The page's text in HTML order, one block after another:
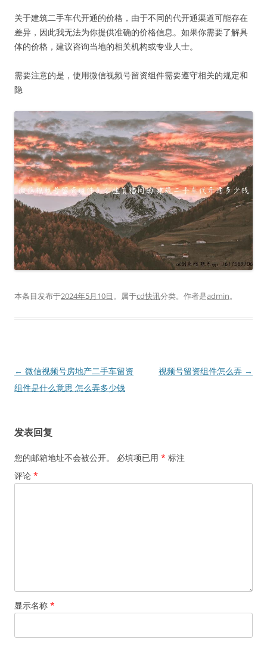
关于建筑二手车代开通的价格，由于不同的代开通渠道可能存在
差异，因此我无法为你提供准确的价格信息。如果你需要了解具
体的价格，建议咨询当地的相关机构或专业人士。
需要注意的是，使用微信视频号留资组件需要遵守相关的规定和
隐
本条目发布于2024年5月10日。属于cd快讯分类。 作者是admin。
文
章
← 微信视频号房地产二手车留资
组件是什么意思 怎么弄多少钱
视频号留资组件怎么弄 →
发表回复
您的邮箱地址不会被公开。 必填项已用 * 标注
评论 *
显示名称 *